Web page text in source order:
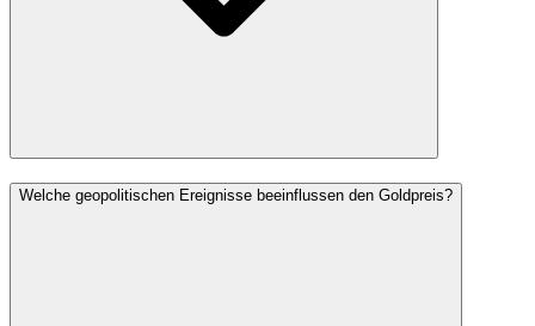
Welche geopolitischen Ereignisse beeinflussen den Goldpreis?